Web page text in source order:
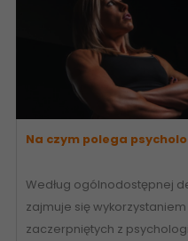
Na czym polega
Według ogólnodostępnej
zajmuje się
zaczerpniętych z